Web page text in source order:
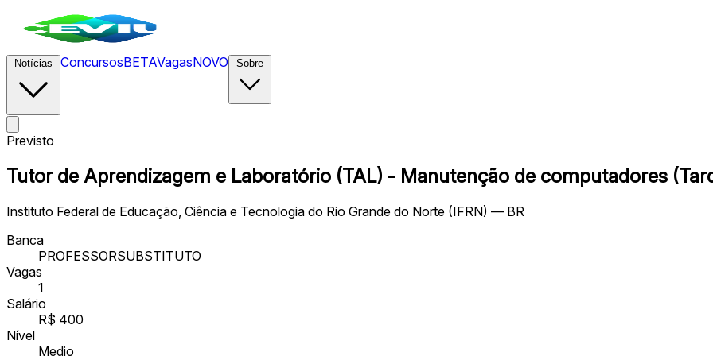
ConcursosBETAVagasNOVO
Previsto
Tutor de Aprendizagem e Laboratório (TAL) - Manutenção de computadores
Instituto Federal de Educação, Ciência e Tecnologia do Rio Grande do Norte (IFRN) — BR
Banca
PROFESSORSUBSTITUTO
Vagas
1
Salário
R$ 400
Nível
Medio